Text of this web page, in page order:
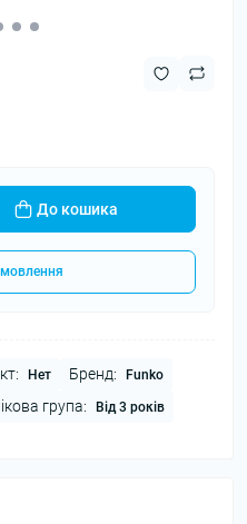
До кошика
Нет Бренд: Funko
група: Від 3 років